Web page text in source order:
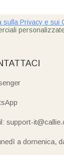
sulla Privacy e sui
support-
a domenica,